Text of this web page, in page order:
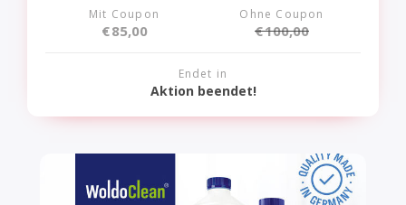
Mit Coupon
€85,00
Ohne Coupon
€100,00
Endet in
Aktion beendet!